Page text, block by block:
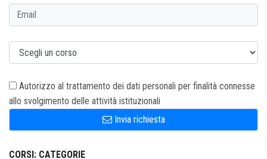
Autorizzo al trattamento dei dati personali per finalità connesse
allo svolgimento delle attività istituzionali
Invia richiesta
CORSI: CATEGORIE